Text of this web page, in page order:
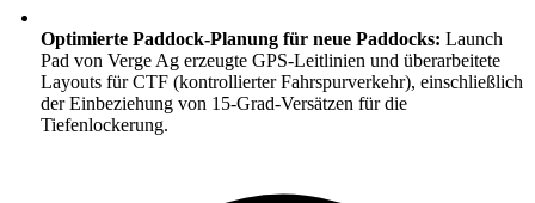
Optimierte Paddock-Planung für neue Paddocks: Launch
Pad von Verge Ag erzeugte GPS-Leitlinien und überarbeitete
Layouts für CTF (kontrollierter Fahrspurverkehr), einschließlich
der Einbeziehung von 15-Grad-Versätzen für die
Tiefenlockerung.